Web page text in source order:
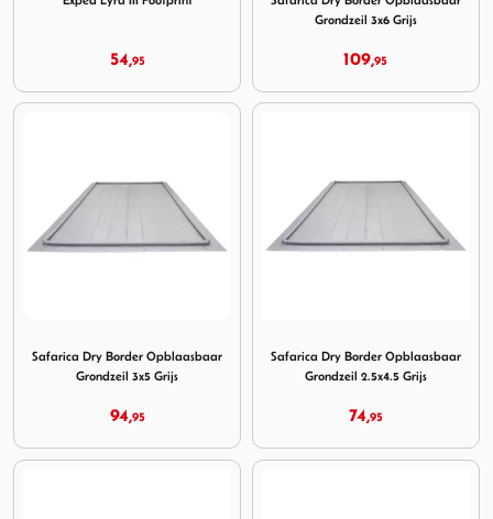
54,95
Grondzeil 3x6 Grijs
109,95
Safarica Dry Border Opblaasbaar
Grondzeil 3x5 Grijs
94,95
Safarica Dry Border Opblaasbaar
Grondzeil 2.5x4.5 Grijs
74,95